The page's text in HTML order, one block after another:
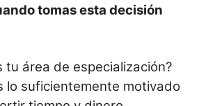
tomas esta decisión
tu área de especialización?
lo suficientemente motivado